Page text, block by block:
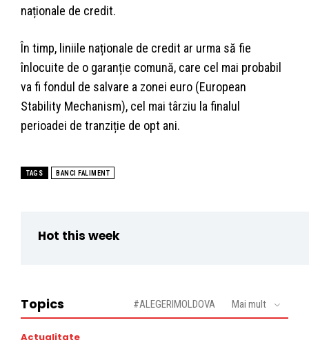
naționale de credit.
În timp, liniile naționale de credit ar urma să fie
înlocuite de o garanție comună, care cel mai probabil
va fi fondul de salvare a zonei euro (European
Stability Mechanism), cel mai târziu la finalul
perioadei de tranziție de opt ani.
TAGS BANCI FALIMENT
Hot this week
Topics #ALEGERIMOLDOVA Mai mult
Actualitate